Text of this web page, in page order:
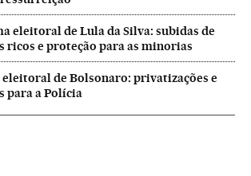
eleitoral de Lula da Silva: subidas de
ricos e proteção para as minorias
de Bolsonaro: privatizações e
para a Polícia